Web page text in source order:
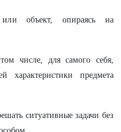
или объект, опираясь на
числе, для самого себя,
характеристики предмета
ситуативные задачи без